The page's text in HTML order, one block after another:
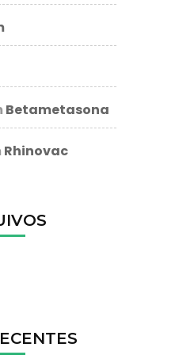
Betametasona
Rhinovac